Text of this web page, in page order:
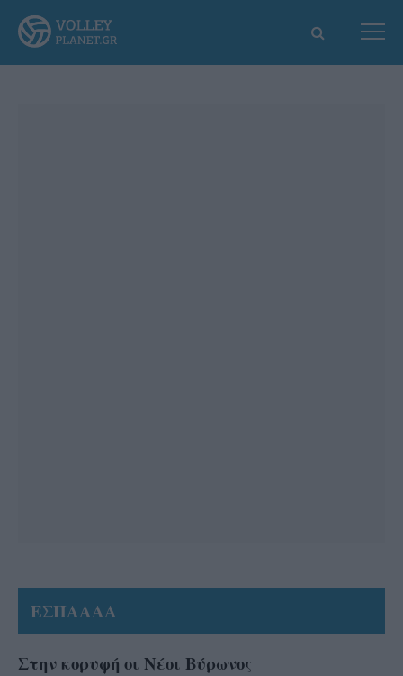
ΕΣΠΑΑΑΑ
Στην κορυφή οι Νέοι Βύρωνος